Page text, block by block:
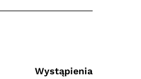
Wystąpienia